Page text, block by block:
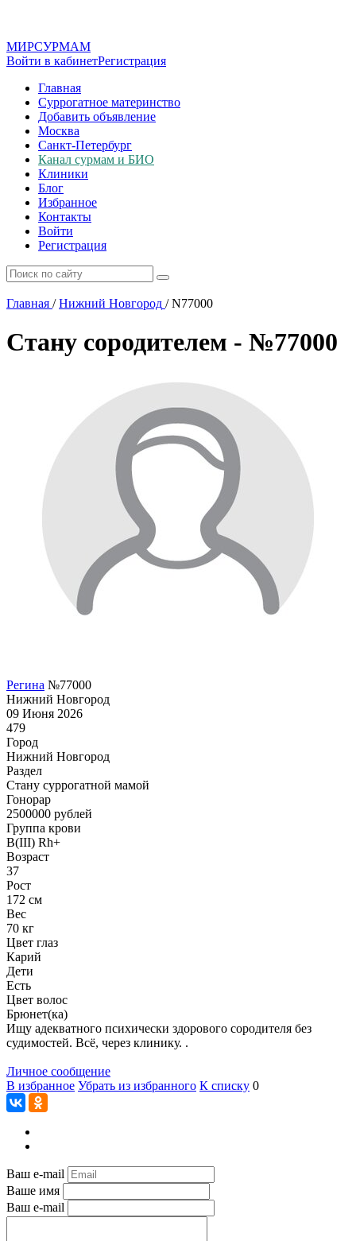
МИРСУРМАМ
Войти в кабинетРегистрация
Главная
Суррогатное материнство
Добавить объявление
Москва
Санкт-Петербург
Канал сурмам и БИО
Клиники
Блог
Избранное
Контакты
Войти
Регистрация
Главная / Нижний Новгород /N77000
Стану сородителем - №77000
Регина №77000
Нижний Новгород
09 Июня 2026
479
Город
Нижний Новгород
Раздел
Cтану суррогатной мамой
Гонoрар
2500000 рублей
Группа крови
B(III) Rh+
Возраст
37
Рост
172 см
Вес
70 кг
Цвет глаз
Карий
Дети
Есть
Цвет волос
Брюнет(ка)
Ищу адекватного психически здорового сородителя без
судимостей. Всё, через клинику. .
Личное сообщение
В избранное Убрать из избранного К списку 0
Ваш e-mail
Ваше имя
Ваш e-mail